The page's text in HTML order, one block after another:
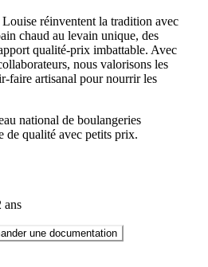
réinventent la tradition avec
chaud au levain unique, des
qualité-prix imbattable. Avec
nous valorisons les
faire artisanal pour nourrir les
national de boulangeries
de qualité avec petits prix.
ans
une documentation